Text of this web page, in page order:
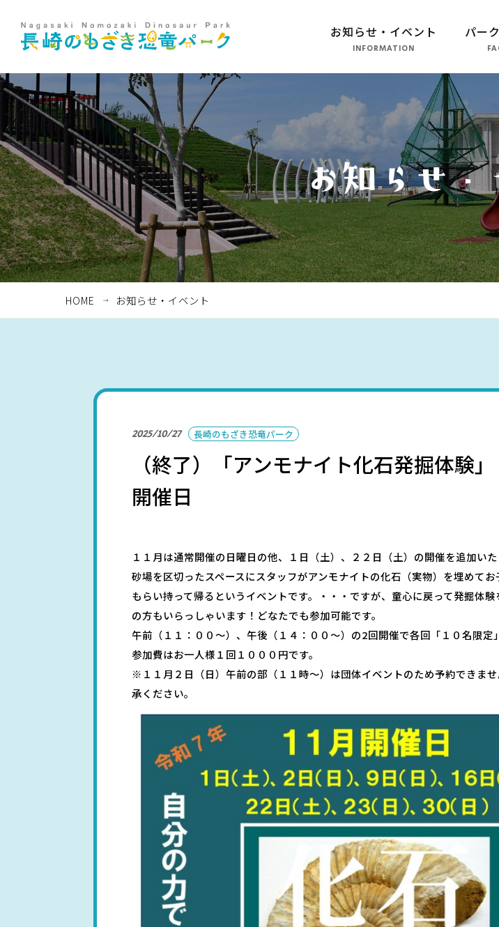
お知らせ・イベント
INFORMATION
パー
ホーム
お知らせ・イベント
パークを楽しむ
パークのご紹介
長崎市恐竜博物館
こども広場
水仙の丘
野母崎文化センター
個人情報保護方針
HOME お知らせ・イベント
2025/10/27 長崎のもざき恐竜パーク
（終了）「アンモナイト化石発掘体験
開催日
１１月は通常開催の日曜日の他、１日（土）、２２日（土）の開催を追加いた
砂場を区切ったスペースにスタッフがアンモナイトの化石（実物）を埋めて
もらい持って帰るというイベントです。・・・ですが、童心に戻って発掘体
の方もいらっしゃいます！どなたでも参加可能です。
午前（１１：００～）、午後（１４：００～）の2回開催で各回「１０名限定
参加費はお一人様１回１０００円です。
※１１月２日（日）午前の部（１１時～）は団体イベントのため予約できま
承ください。